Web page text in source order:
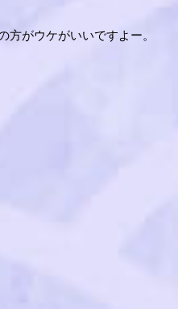
がウケがいいですよー。